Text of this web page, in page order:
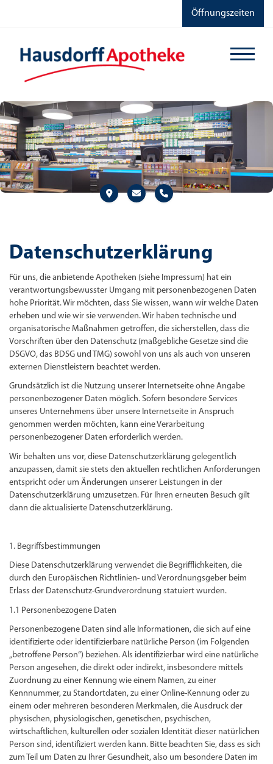
Öffnungszeiten
Datenschutzerklärung
Für uns, die anbietende Apotheken (siehe Impressum) hat ein
verantwortungsbewusster Umgang mit personenbezogenen Daten
hohe Priorität. Wir möchten, dass Sie wissen, wann wir welche Daten
erheben und wie wir sie verwenden. Wir haben technische und
organisatorische Maßnahmen getroffen, die sicherstellen, dass die
Vorschriften über den Datenschutz (maßgebliche Gesetze sind die
DSGVO, das BDSG und TMG) sowohl von uns als auch von unseren
externen Dienstleistern beachtet werden.
Grundsätzlich ist die Nutzung unserer Internetseite ohne Angabe
personenbezogener Daten möglich. Sofern besondere Services
unseres Unternehmens über unsere Internetseite in Anspruch
genommen werden möchten, kann eine Verarbeitung
personenbezogener Daten erforderlich werden.
Wir behalten uns vor, diese Datenschutzerklärung gelegentlich
anzupassen, damit sie stets den aktuellen rechtlichen Anforderungen
entspricht oder um Änderungen unserer Leistungen in der
Datenschutzerklärung umzusetzen. Für Ihren erneuten Besuch gilt
dann die aktualisierte Datenschutzerklärung.
1. Begriffsbestimmungen
Diese Datenschutzerklärung verwendet die Begrifflichkeiten, die
durch den Europäischen Richtlinien- und Verordnungsgeber beim
Erlass der Datenschutz-Grundverordnung statuiert wurden.
1.1 Personenbezogene Daten
Personenbezogene Daten sind alle Informationen, die sich auf eine
identifizierte oder identifizierbare natürliche Person (im Folgenden
„betroffene Person“) beziehen. Als identifizierbar wird eine natürliche
Person angesehen, die direkt oder indirekt, insbesondere mittels
Zuordnung zu einer Kennung wie einem Namen, zu einer
Kennnummer, zu Standortdaten, zu einer Online-Kennung oder zu
einem oder mehreren besonderen Merkmalen, die Ausdruck der
physischen, physiologischen, genetischen, psychischen,
wirtschaftlichen, kulturellen oder sozialen Identität dieser natürlichen
Person sind, identifiziert werden kann. Bitte beachten Sie, dass es sich
zum Teil um Daten zu Ihrer Gesundheit, also um besondere Daten im